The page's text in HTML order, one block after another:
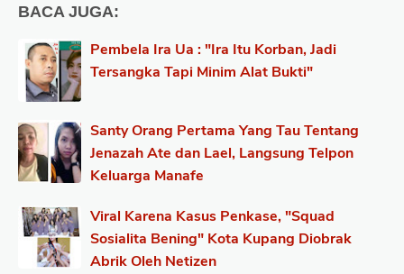
BACA JUGA:
Pembela Ira Ua : "Ira Itu Korban, Jadi
Tersangka Tapi Minim Alat Bukti"
Santy Orang Pertama Yang Tau Tentang
Jenazah Ate dan Lael, Langsung Telpon
Keluarga Manafe
Viral Karena Kasus Penkase, "Squad
Sosialita Bening" Kota Kupang Diobrak
Abrik Oleh Netizen